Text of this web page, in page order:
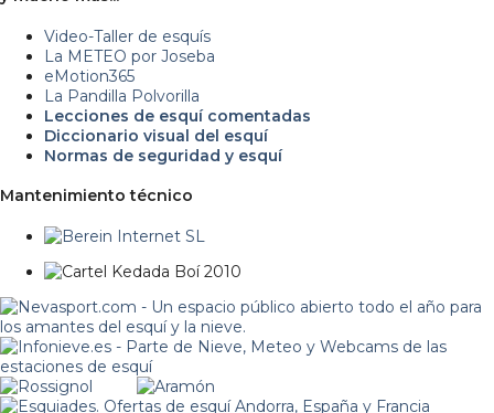
Video-Taller de esquís
La METEO por Joseba
eMotion365
La Pandilla Polvorilla
Lecciones de esquí comentadas
Diccionario visual del esquí
Normas de seguridad y esquí
Mantenimiento técnico